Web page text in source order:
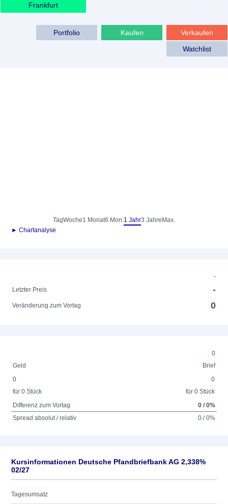
Frankfurt
Verkaufen
Kaufen
Portfolio
Watchlist
TagWoche1 Monat6 Mon.1 Jahr3 Jahre Max.
► Chartanalyse
-
Letzter Preis
-
Veränderung zum Vortag 0
0
Geld
Brief
0
für 0 Stück
0
für 0 Stück
Differenz zum Vortag
0 / 0%
Spread absolut / relativ
0 / 0%
Kursinformationen Deutsche Pfandbriefbank AG 2,338%
02/27
Tagesumsatz